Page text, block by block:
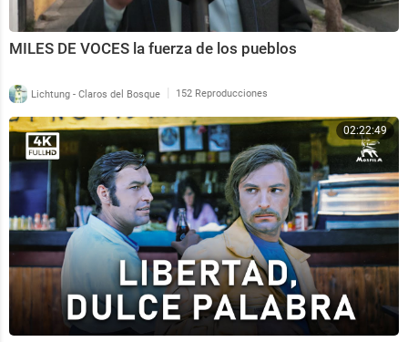
MILES DE VOCES la fuerza de los pueblos
Lichtung - Claros del Bosque | 152 Reproducciones
02:22:49